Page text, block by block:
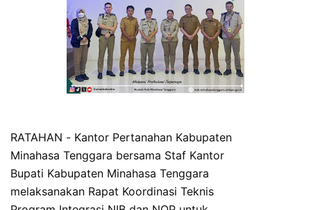
RATAHAN - Kantor Pertanahan Kabupaten
Minahasa Tenggara bersama Staf Kantor
Bupati Kabupaten Minahasa Tenggara
melaksanakan Rapat Koordinasi Teknis